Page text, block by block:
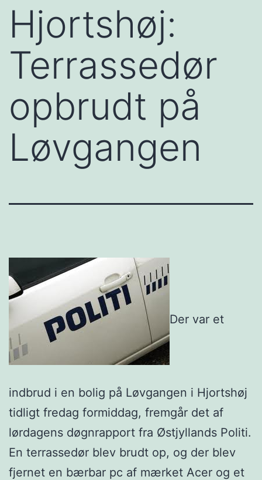
Hjortshøj:
Terrassedør
opbrudt på
Løvgangen
Der var et
indbrud i en bolig på Løvgangen i Hjortshøj
tidligt fredag formiddag, fremgår det af
lørdagens døgnrapport fra Østjyllands Politi.
En terrassedør blev brudt op, og der blev
fjernet en bærbar pc af mærket Acer og et